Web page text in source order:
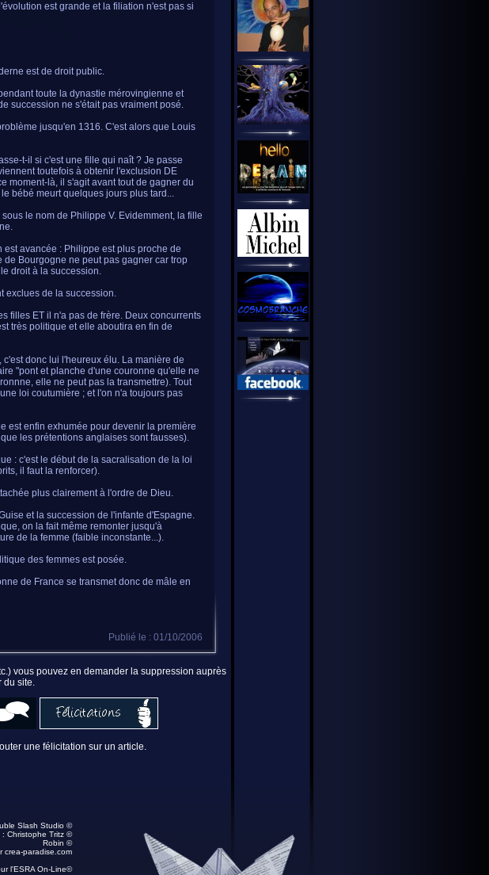
est grande et la filiation n'est pas si
est de droit public.
toute la dynastie mérovingienne et
succession ne s'était pas vraiment posé.
jusqu'en 1316. C'est alors que Louis
t-il si c'est une fille qui naît ? Je passe
toutefois à obtenir l'exclusion DE
moment-là, il s'agit avant tout de gagner du
bébé meurt quelques jours plus tard...
le nom de Philippe V. Evidemment, la fille
avancée : Philippe est plus proche de
Bourgogne ne peut pas gagner car trop
droit à la succession.
exclues de la succession.
filles ET il n'a pas de frère. Deux concurrents
très politique et elle aboutira en fin de
donc lui l'heureux élu. La manière de
"pont et planche d'une couronne qu'elle ne
elle ne peut pas la transmettre). Tout
loi coutumière ; et l'on n'a toujours pas
est enfin exhumée pour devenir la première
les prétentions anglaises sont fausses).
: c'est le début de la sacralisation de la loi
il faut la renforcer).
plus clairement à l'ordre de Dieu.
et la succession de l'infante d'Espagne.
on la fait même remonter jusqu'à
de la femme (faible inconstante...).
des femmes est posée.
de France se transmet donc de mâle en
Publié le : 01/10/2006
vous pouvez en demander la suppression auprès
du site.
une félicitation sur un article.
Slash Studio ©
: Christophe Tritz ©
Robin ©
crea-paradise.com
l'ESRA On-Line©